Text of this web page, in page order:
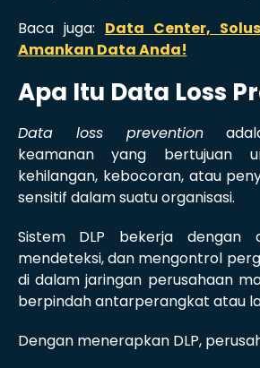
Baca juga: Data Center,
Amankan Data Anda!
Apa Itu Data Loss
Data loss prevention
keamanan yang bertujuan
kehilangan, kebocoran, atau
sensitif dalam suatu organisasi.
Sistem DLP bekerja dengan
mendeteksi, dan mengontrol
di dalam jaringan perusahaan
berpindah antarperangkat atau
Dengan menerapkan DLP,